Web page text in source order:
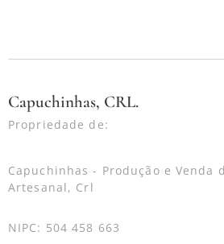
Capuchinhas, CRL.
Propriedade de:
Capuchinhas - Produção e Venda
Artesanal, Crl
NIPC: 504 458 663